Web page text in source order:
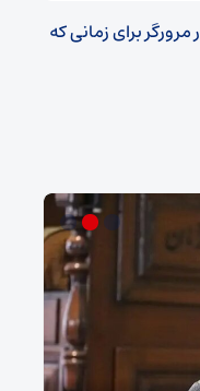
برای زمانی که